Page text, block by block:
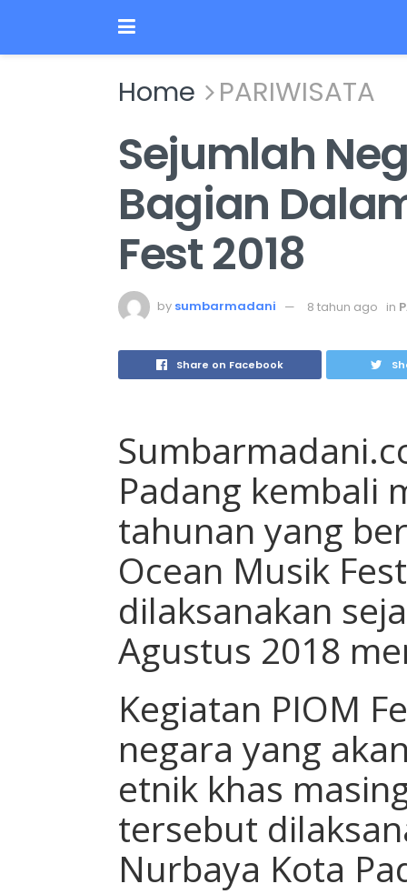
Home PARIWISATA
Sejumlah
Bagian
Fest 2018
by sumbarmadani 8 tahun ago in
Share on Facebook
Padang kembali
tahunan yang
Ocean Musik
dilaksanakan
Agustus 2018
Kegiatan PIOM
negara yang
etnik khas
tersebut
Nurbaya Kota